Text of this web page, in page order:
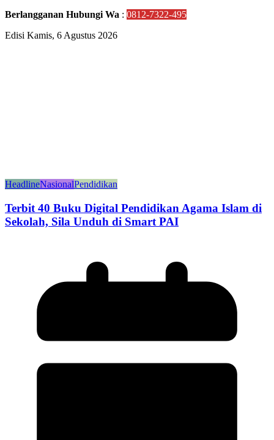
Berlangganan Hubungi Wa : 0812-7322-495
Edisi Kamis, 6 Agustus 2026
HeadlineNasionalPendidikan
Terbit 40 Buku Digital Pendidikan Agama Islam di
Sekolah, Sila Unduh di Smart PAI